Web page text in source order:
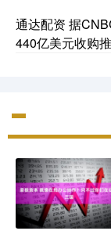
通达配资 据
440亿美元收购